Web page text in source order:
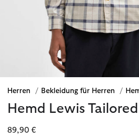
Herren / Bekleidung für Herren /
Hemd Lewis Tailored
89,90 €